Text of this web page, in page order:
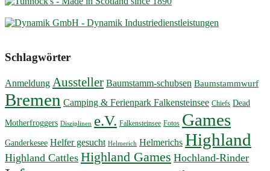
Schlagwörter
Anmeldung Aussteller Baumstamm-schubsen Baumstammwurf
Bremen Camping & Ferienpark Falkensteinsee Chiefs Dead
Motherfroggers Disziplinen e.V. Falkensteinsee Fotos Games
Ganderkesee Helfer gesucht Helmerich Helmerichs Highland
Highland Cattles Highland Games Hochland-Rinder